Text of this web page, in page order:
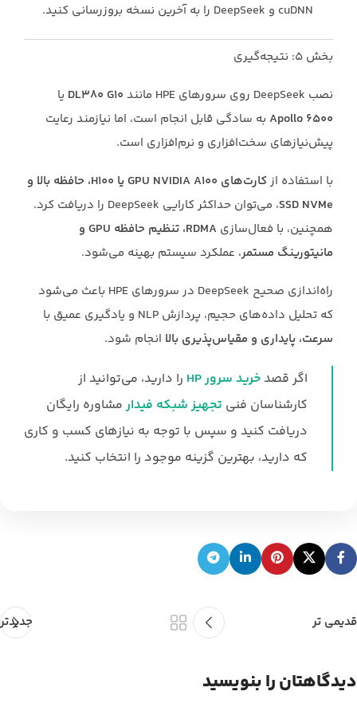
cuDNN و DeepSeek را به آخرین نسخه بروزرسانی کنید.
بخش ۵: نتیجه‌گیری
نصب DeepSeek روی سرورهای HPE مانند DL380 G10 یا
Apollo 6500 به سادگی قابل انجام است، اما نیازمند رعایت
پیش‌نیازهای سخت‌افزاری و نرم‌افزاری است.
با استفاده از
کارت‌های GPU NVIDIA A100 یا H100، حافظه بالا و
SSD NVMe
، می‌توان حداکثر کارایی DeepSeek را دریافت کرد.
همچنین، با فعال‌سازی
RDMA، تنظیم حافظه GPU و
مانیتورینگ مستمر، عملکرد سیستم بهینه می‌شود.
راه‌اندازی صحیح DeepSeek در سرورهای HPE باعث می‌شود
که تحلیل داده‌های حجیم، پردازش NLP و یادگیری عمیق با
سرعت، پایداری و مقیاس‌پذیری بالا انجام شود.
اگر قصد خرید سرور HP
را دارید، می‌توانید از
کارشناسان فنی تجهیز شبکه فیدار مشاوره رایگان
دریافت کنید و سپس با توجه به نیازهای کسب و کاری
که دارید، بهترین گزینه موجود را انتخاب کنید.
جدیدتر قدیمی تر
دیدگاهتان را بنویسید